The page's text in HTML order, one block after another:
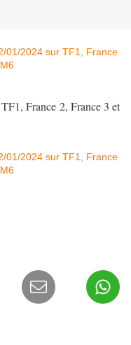
France 2, France 3 et